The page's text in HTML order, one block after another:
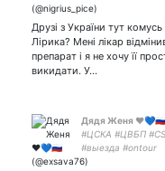
мадам~Фандомная
шлюха~Крысиная
Друзі з України тут комусь
Лірика? Мені лікар
препарат і я не хочу її
викидати. У…
Дядя Женя ❤️💙🇷🇺
#ЦСКА #ЦВБП
#выезда #ontour
#ОколоКузьма